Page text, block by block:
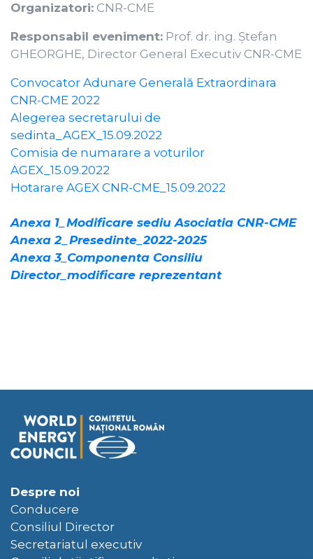
Organizatori: CNR-CME
Responsabil eveniment: Prof. dr. ing. Ştefan
GHEORGHE, Director General Executiv CNR-CME
Convocator Adunare Generală Extraordinara
CNR-CME 2022
Alegerea secretarului de
sedinta_AGEX_15.09.2022
Comisia de numarare a voturilor
AGEX_15.09.2022
Hotarare AGEX CNR-CME_15.09.2022
Anexa 1_Modificare sediu Asociatia CNR-CME
Anexa 2_Presedinte_2022-2025
Anexa 3_Componenta Consiliu
Director_modificare reprezentant
Despre noi
Conducere
Consiliul Director
Secretariatul executiv